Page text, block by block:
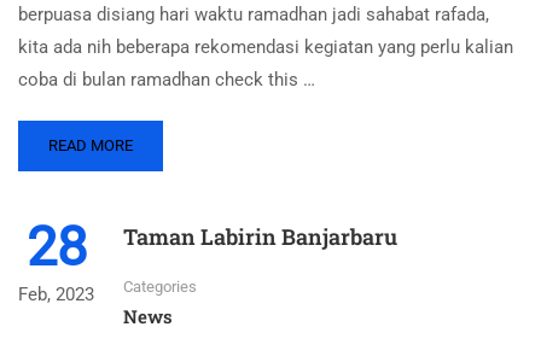
berpuasa disiang hari waktu ramadhan jadi sahabat rafada,
kita ada nih beberapa rekomendasi kegiatan yang perlu kalian
coba di bulan ramadhan check this …
READ MORE
28
Feb, 2023
Taman Labirin Banjarbaru
Categories
News